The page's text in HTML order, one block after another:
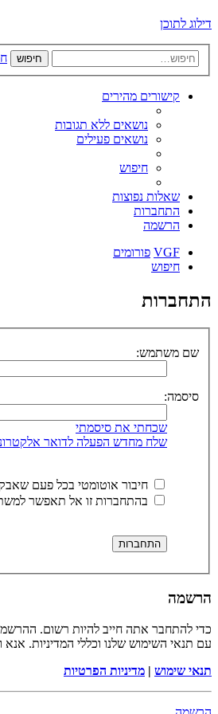
דילוג לתוכן
חיפוש
קישורים מהירים
נושאים ללא תגובות
נושאים פעילים
חיפוש
שאלות נפוצות
התחברות
הרשמה
VGF פורומים
חיפוש
התחברות
שם משתמש:
סיסמה:
שכחתי את סיסמתי
שלח מחדש הפעלה לדואר
חיבור אוטומטי בכל פעם
בהתחברות זו אל תאפשר
הרשמה
כדי להתחבר אתה חייב להיות רשום.
עם תנאי השימוש שלנו וכללי המדיניות.
תנאי שימוש | מדיניות הפרטיות